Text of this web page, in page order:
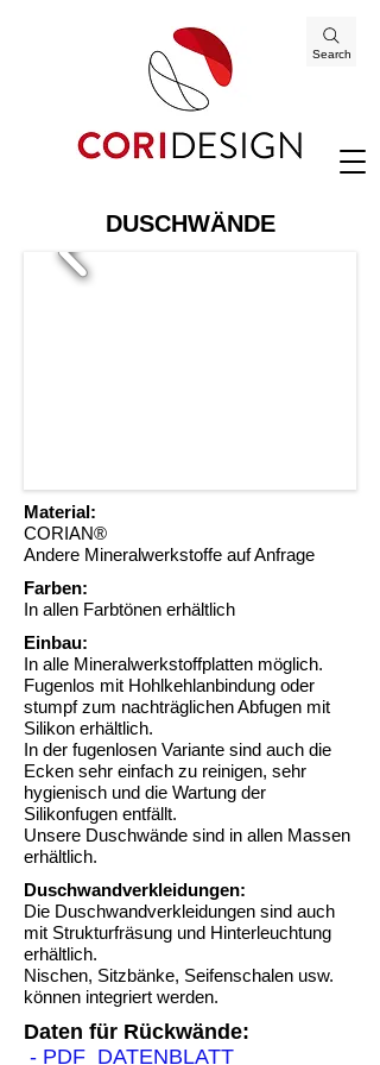
Search
DUSCHWÄNDE
Material:
CORIAN®
Andere Mineralwerkstoffe auf Anfrage
Farben:
In allen Farbtönen erhältlich
Einbau:
In alle Mineralwerkstoffplatten möglich.
Fugenlos mit Hohlkehlanbindung oder
stumpf zum nachträglichen Abfugen mit
Silikon erhältlich.
In der fugenlosen Variante sind auch die
Ecken sehr einfach zu reinigen, sehr
hygienisch und die Wartung der
Silikonfugen entfällt.
Unsere Duschwände sind in allen Massen
erhältlich.
Duschwandverkleidungen:
Die Duschwandverkleidungen sind auch
mit Strukturfräsung und Hinterleuchtung
erhältlich.
Nischen, Sitzbänke, Seifenschalen usw.
können integriert werden.
Daten für Rückwände:
- PDF_DATENBLATT